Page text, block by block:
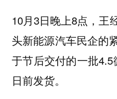
10月3日晚上8点，王
头新能源汽车民企的
于节后交付的一批
日前发货。